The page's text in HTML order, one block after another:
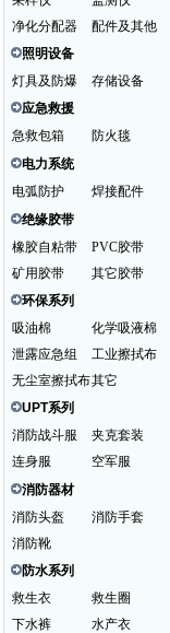
净化分配器
配件及其他
照明设备
灯具及防爆
存储设备
应急救援
急救包箱
防火毯
电力系统
电弧防护
焊接配件
绝缘胶带
橡胶自粘带
PVC胶带
矿用胶带
其它胶带
环保系列
吸油棉
化学吸液棉
泄露应急组
工业擦拭布
无尘室擦拭布其它
UPT系列
消防战斗服
夹克套装
连身服
空军服
消防器材
消防头盔
消防手套
消防靴
防水系列
救生衣
救生圈
下水裤
水产衣